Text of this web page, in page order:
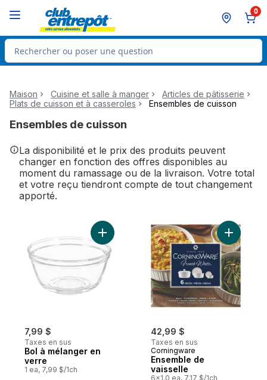
0
Rechercher des produits
Maison Cuisine et salle à manger
Articles de pâtisserie
Plats de cuisson et à casseroles
Ensembles de cuisson
Ensembles de cuisson
La disponibilité et le prix des produits peuvent
changer en fonction des offres disponibles au
moment du ramassage ou de la livraison. Votre total
et votre reçu tiendront compte de tout changement
apporté.
7,99 $
Taxes en sus
Bol à mélanger en
verre
1 ea, 7,99 $/1ch
Ajouter Bol à mélanger en verre au panier
42,99 $
Taxes en sus
Corningware
Ensemble de
vaisselle
6x1.0 ea, 7,17 $/1ch
Ajouter